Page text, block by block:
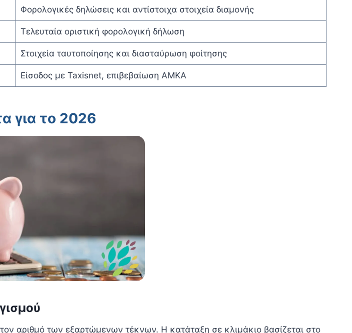
Φορολογικές δηλώσεις και αντίστοιχα στοιχεία διαμονής
Τελευταία οριστική φορολογική δήλωση
Στοιχεία ταυτοποίησης και διασταύρωση φοίτησης
Είσοδος με Taxisnet, επιβεβαίωση ΑΜΚΑ
για το 2026
αριθμό των εξαρτώμενων τέκνων. Η κατάταξη σε κλιμάκιο βασίζεται στο